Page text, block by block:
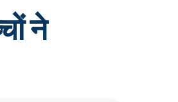
ने